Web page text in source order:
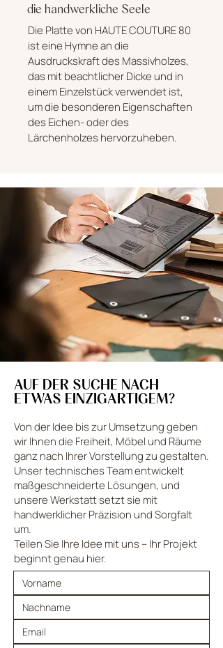
die handwerkliche Seele
Die Platte von HAUTE COUTURE 80
ist eine Hymne an die
Ausdruckskraft des Massivholzes,
das mit beachtlicher Dicke und in
einem Einzelstück verwendet ist,
um die besonderen Eigenschaften
des Eichen- oder des
Lärchenholzes hervorzuheben.
AUF DER SUCHE NACH
ETWAS EINZIGARTIGEM?
Von der Idee bis zur Umsetzung geben
wir Ihnen die Freiheit, Möbel und Räume
ganz nach Ihrer Vorstellung zu gestalten.
Unser technisches Team entwickelt
maßgeschneiderte Lösungen, und
unsere Werkstatt setzt sie mit
handwerklicher Präzision und Sorgfalt
um.
Teilen Sie Ihre Idee mit uns – Ihr Projekt
beginnt genau hier.